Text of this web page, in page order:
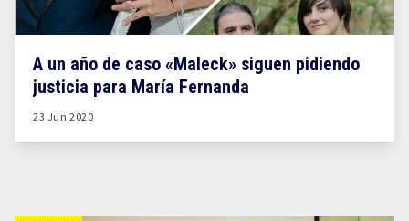
A un año de caso «Maleck» siguen pidiendo
justicia para María Fernanda
23 Jun 2020